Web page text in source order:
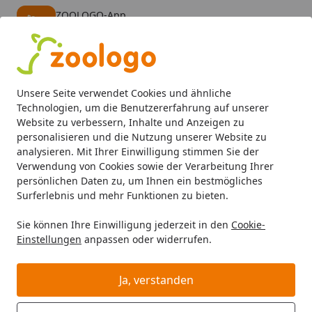
Unsere Seite verwendet Cookies und ähnliche
Technologien, um die Benutzererfahrung auf unserer
Website zu verbessern, Inhalte und Anzeigen zu
personalisieren und die Nutzung unserer Website zu
analysieren. Mit Ihrer Einwilligung stimmen Sie der
Verwendung von Cookies sowie der Verarbeitung Ihrer
persönlichen Daten zu, um Ihnen ein bestmögliches
Surferlebnis und mehr Funktionen zu bieten.
Sie können Ihre Einwilligung jederzeit in den Cookie-
Einstellungen anpassen oder widerrufen.
Ja, verstanden
ZOOLOGO-App
Alle Produkte
Mein Konto
Suchen
Startseite
Katze Katzenfutter Trockenfutter HAPPY CAT
HAPPY CAT Supreme Sensitive Adult
Light Katzentrockenfutter
Angebot